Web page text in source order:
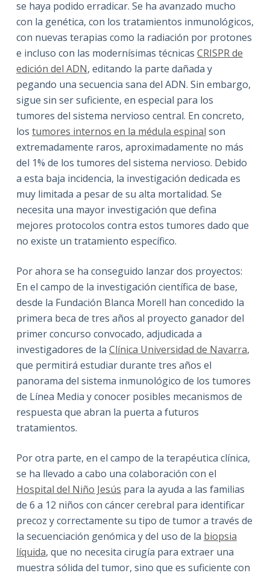
se haya podido erradicar. Se ha avanzado mucho
con la genética, con los tratamientos inmunológicos,
con nuevas terapias como la radiación por protones
e incluso con las modernísimas técnicas CRISPR de
edición del ADN, editando la parte dañada y
pegando una secuencia sana del ADN. Sin embargo,
sigue sin ser suficiente, en especial para los
tumores del sistema nervioso central. En concreto,
los tumores internos en la médula espinal son
extremadamente raros, aproximadamente no más
del 1% de los tumores del sistema nervioso. Debido
a esta baja incidencia, la investigación dedicada es
muy limitada a pesar de su alta mortalidad. Se
necesita una mayor investigación que defina
mejores protocolos contra estos tumores dado que
no existe un tratamiento específico.
Por ahora se ha conseguido lanzar dos proyectos:
En el campo de la investigación científica de base,
desde la Fundación Blanca Morell han concedido la
primera beca de tres años al proyecto ganador del
primer concurso convocado, adjudicada a
investigadores de la Clínica Universidad de Navarra,
que permitirá estudiar durante tres años el
panorama del sistema inmunológico de los tumores
de Línea Media y conocer posibles mecanismos de
respuesta que abran la puerta a futuros
tratamientos.
Por otra parte, en el campo de la terapéutica clínica,
se ha llevado a cabo una colaboración con el
Hospital del Niño Jesús para la ayuda a las familias
de 6 a 12 niños con cáncer cerebral para identificar
precoz y correctamente su tipo de tumor a través de
la secuenciación genómica y del uso de la biopsia
líquida, que no necesita cirugía para extraer una
muestra sólida del tumor, sino que es suficiente con